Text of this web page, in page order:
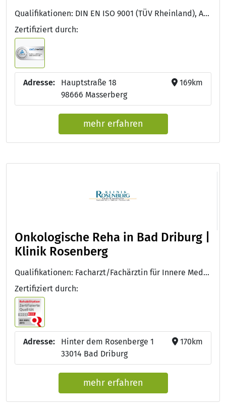
Qualifikationen: DIN EN ISO 9001 (TÜV Rheinland), Approbation als Arzt/Ärztin, Facharzt/Fachärztin für Innere Medizin und Hämatologie und Onkologie
Zertifiziert durch:
Adresse:
Hauptstraße 18
98666 Masserberg
169km
mehr erfahren
Onkologische Reha in Bad Driburg |
Klinik Rosenberg
Qualifikationen: Facharzt/Fachärztin für Innere Medizin, Diabetologe DDG, DEGEMED, Approbation als Arzt/Ärztin, Facharzt für Innere Medizin und Endokrinologie, Facharzt für Innere Medizin und Gastroenterologie
Zertifiziert durch:
Adresse:
Hinter dem Rosenberge 1
33014 Bad Driburg
170km
mehr erfahren